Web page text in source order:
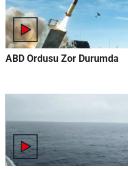
ABD Ordusu Zor Durumda